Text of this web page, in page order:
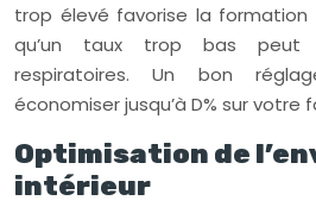
trop élevé favorise la formation
qu’un taux trop bas peut
respiratoires. Un bon
économiser jusqu’à D% sur votre
Optimisation de
intérieur